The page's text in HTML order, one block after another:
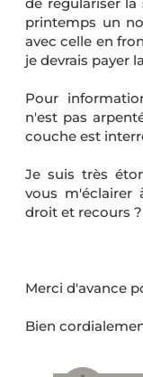
printemps un
avec celle en
je devrais payer
Pour
n'est pas
couche est
Je suis très
vous
droit et recours ?
Merci d'avance
Bien